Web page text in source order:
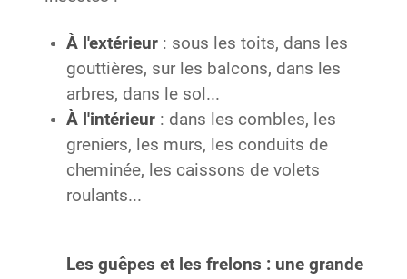
À l'extérieur : sous les toits, dans les
gouttières, sur les balcons, dans les
arbres, dans le sol...
À l'intérieur : dans les combles, les
greniers, les murs, les conduits de
cheminée, les caissons de volets
roulants...
Les guêpes et les frelons : une grande